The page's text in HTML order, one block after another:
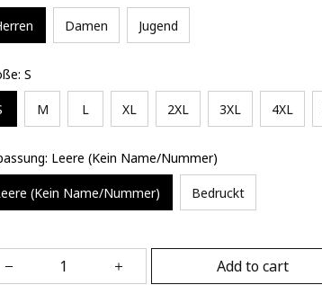
Damen Jugend
S
M L XL 2XL 3XL 4XL
Leere (Kein Name/Nummer)
(Kein Name/Nummer) Bedruckt
Add to cart